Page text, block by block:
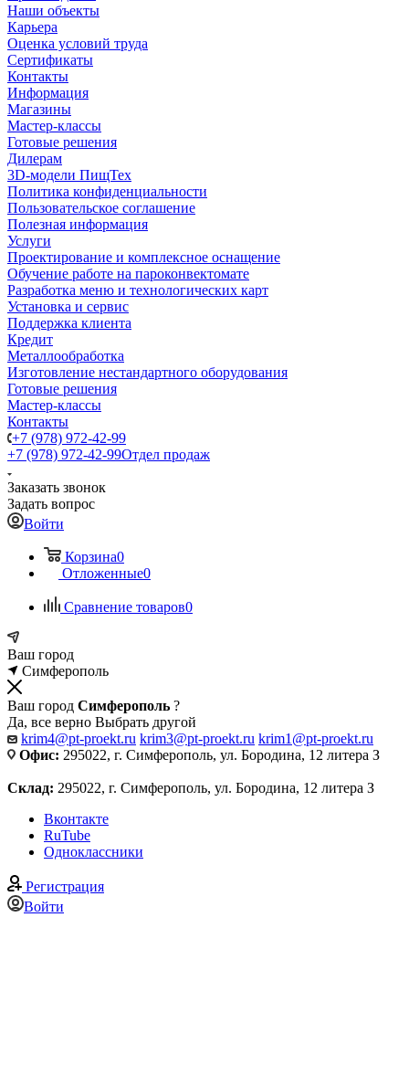
Наши объекты
Карьера
Оценка условий труда
Сертификаты
Контакты
Информация
Магазины
Мастер-классы
Готовые решения
Дилерам
3D-модели ПищТех
Политика конфиденциальности
Пользовательское соглашение
Полезная информация
Услуги
Проектирование и комплексное оснащение
Обучение работе на пароконвектомате
Разработка меню и технологических карт
Установка и сервис
Поддержка клиента
Кредит
Металлообработка
Изготовление нестандартного оборудования
Готовые решения
Мастер-классы
Контакты
+7 (978) 972-42-99
+7 (978) 972-42-99Отдел продаж
Заказать звонок
Задать вопрос
Войти
Корзина0
Отложенные0
Сравнение товаров0
Ваш город
Симферополь
Ваш город Симферополь ?
Да, все верно Выбрать другой
krim4@pt-proekt.ru krim3@pt-proekt.ru krim1@pt-proekt.ru
Офис: 295022, г. Симферополь, ул. Бородина, 12 литера З
Склад: 295022, г. Симферополь, ул. Бородина, 12 литера З
Вконтакте
RuTube
Одноклассники
Регистрация
Войти